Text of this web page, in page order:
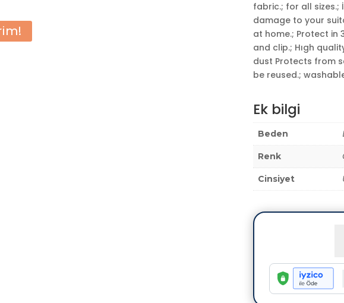
fabric.; for all
damage to your
at home.; Protect in
and clip.; Hıgh
dust Protects from
be reused.;
Ek bilgi
Beden
Renk
Cinsiyet